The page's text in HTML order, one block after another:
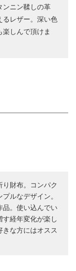
ンニン鞣しの革
るレザー。深い色
しんで頂けま
財布。コンパク
ルなデザイン。
品。使い込んでい
す経年変化が楽し
な方にはオスス